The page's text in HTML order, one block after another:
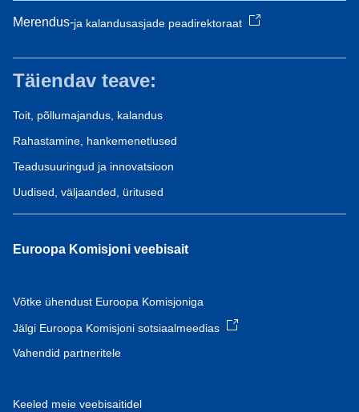
Merendus-ja kalandusasjade peadirektoraat
Täiendav teave:
Toit, põllumajandus, kalandus
Rahastamine, hankemenetlused
Teadusuuringud ja innovatsioon
Uudised, väljaanded, üritused
Euroopa Komisjoni veebisait
Võtke ühendust Euroopa Komisjoniga
Jälgi Euroopa Komisjoni sotsiaalmeedias
Vahendid partneritele
Keeled meie veebisaitidel